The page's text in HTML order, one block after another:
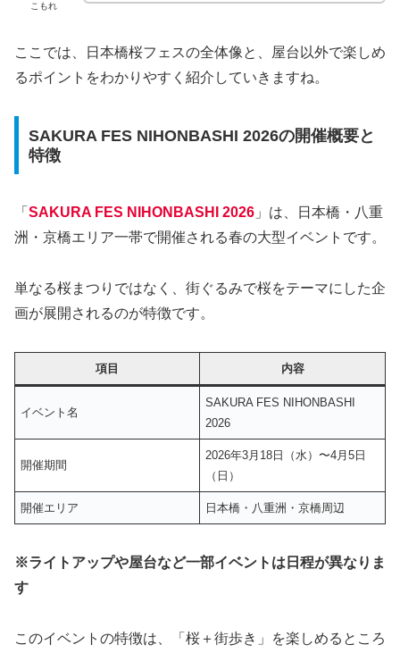
こもれ
ここでは、日本橋桜フェスの全体像と、屋台以外で楽しめ
るポイントをわかりやすく紹介していきますね。
SAKURA FES NIHONBASHI 2026の開催概要と
特徴
「 SAKURA FES NIHONBASHI 2026 」は、日本橋・八重
洲・京橋エリア一帯で開催される春の大型イベントです。
単なる桜まつりではなく、街ぐるみで桜をテーマにした企
画が展開されるのが特徴です。
項目 内容
イベント名
SAKURA FES NIHONBASHI
2026
開催期間
2026年3月18日（水）〜4月5日
（日）
開催エリア 日本橋・八重洲・京橋周辺
※ライトアップや屋台など一部イベントは日程が異なりま
す
このイベントの特徴は、「桜＋街歩き」を楽しめるところ